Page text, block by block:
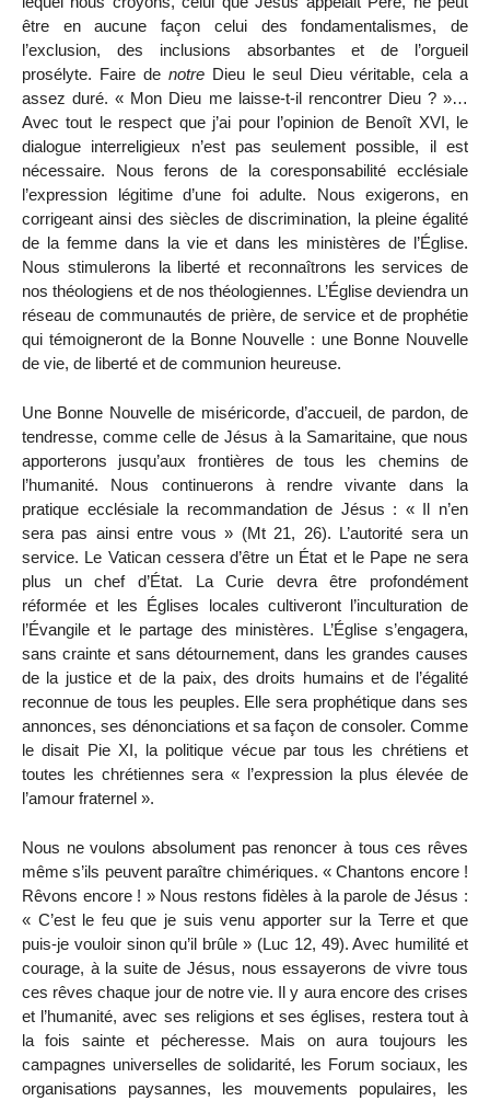
être en aucune façon celui des fondamentalismes, de
l’exclusion, des inclusions absorbantes et de l’orgueil
prosélyte. Faire de notre Dieu le seul Dieu véritable, cela a
assez duré. « Mon Dieu me laisse-t-il rencontrer Dieu ? »…
Avec tout le respect que j’ai pour l’opinion de Benoît XVI, le
dialogue interreligieux n’est pas seulement possible, il est
nécessaire. Nous ferons de la coresponsabilité ecclésiale
l’expression légitime d’une foi adulte. Nous exigerons, en
corrigeant ainsi des siècles de discrimination, la pleine égalité
de la femme dans la vie et dans les ministères de l’Église.
Nous stimulerons la liberté et reconnaîtrons les services de
nos théologiens et de nos théologiennes. L’Église deviendra un
réseau de communautés de prière, de service et de prophétie
qui témoigneront de la Bonne Nouvelle : une Bonne Nouvelle
de vie, de liberté et de communion heureuse.
Une Bonne Nouvelle de miséricorde, d’accueil, de pardon, de
tendresse, comme celle de Jésus à la Samaritaine, que nous
apporterons jusqu’aux frontières de tous les chemins de
l’humanité. Nous continuerons à rendre vivante dans la
pratique ecclésiale la recommandation de Jésus : « Il n’en
sera pas ainsi entre vous » (Mt 21, 26). L’autorité sera un
service. Le Vatican cessera d’être un État et le Pape ne sera
plus un chef d’État. La Curie devra être profondément
réformée et les Églises locales cultiveront l’inculturation de
l’Évangile et le partage des ministères. L’Église s’engagera,
sans crainte et sans détournement, dans les grandes causes
de la justice et de la paix, des droits humains et de l’égalité
reconnue de tous les peuples. Elle sera prophétique dans ses
annonces, ses dénonciations et sa façon de consoler. Comme
le disait Pie XI, la politique vécue par tous les chrétiens et
toutes les chrétiennes sera « l’expression la plus élevée de
l’amour fraternel ».
Nous ne voulons absolument pas renoncer à tous ces rêves
même s’ils peuvent paraître chimériques. « Chantons encore !
Rêvons encore ! » Nous restons fidèles à la parole de Jésus :
« C’est le feu que je suis venu apporter sur la Terre et que
puis-je vouloir sinon qu’il brûle » (Luc 12, 49). Avec humilité et
courage, à la suite de Jésus, nous essayerons de vivre tous
ces rêves chaque jour de notre vie. Il y aura encore des crises
et l’humanité, avec ses religions et ses églises, restera tout à
la fois sainte et pécheresse. Mais on aura toujours les
campagnes universelles de solidarité, les Forum sociaux, les
organisations paysannes, les mouvements populaires, les